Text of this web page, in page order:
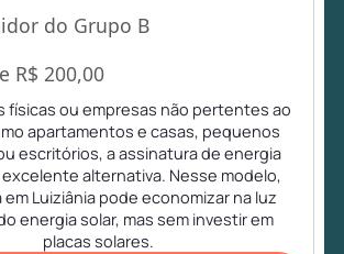
do Grupo B
R$ 200,00
físicas ou empresas não pertentes ao
apartamentos e casas, pequenos
escritórios, a assinatura de energia
excelente alternativa. Nesse modelo,
em Luiziânia pode economizar na luz
energia solar, mas sem investir em
placas solares.